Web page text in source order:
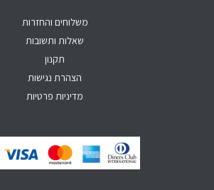
משלוחים והחזרות
שאלות ותשובות
תקנון
הצהרת נגישות
מדיניות פרטיות